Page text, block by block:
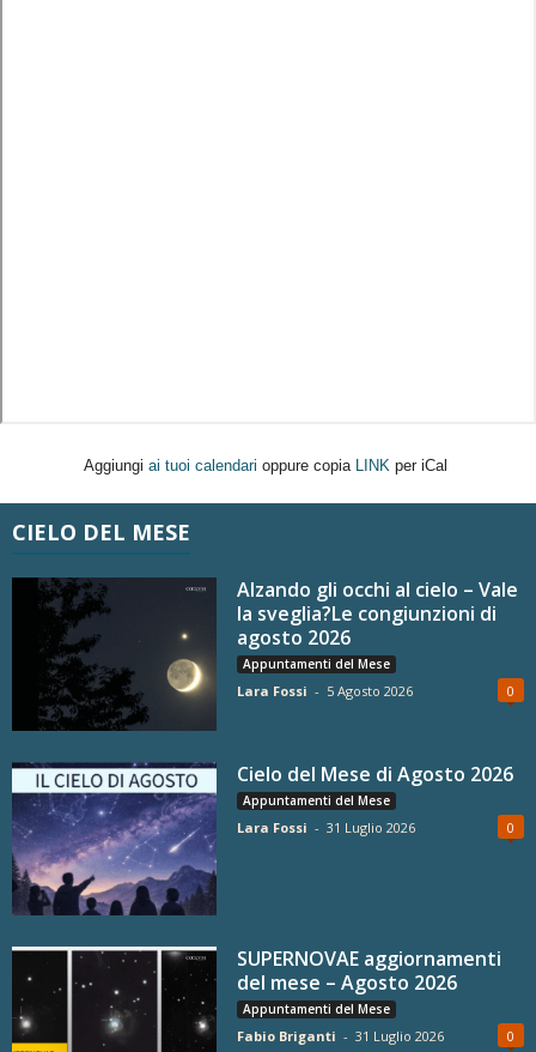
Aggiungi ai tuoi calendari oppure copia LINK per iCal
CIELO DEL MESE
Alzando gli occhi al cielo – Vale
la sveglia?Le congiunzioni di
agosto 2026
Appuntamenti del Mese
Lara Fossi - 5 Agosto 2026 0
Cielo del Mese di Agosto 2026
Appuntamenti del Mese
Lara Fossi - 31 Luglio 2026 0
SUPERNOVAE aggiornamenti
del mese – Agosto 2026
Appuntamenti del Mese
Fabio Briganti - 31 Luglio 2026 0